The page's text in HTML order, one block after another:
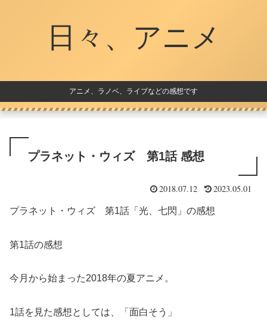
日々、アニメ
アニメ、ラノベ、ライブなどの感想です
プラネット・ウィズ 第1話 感想
2018.07.12 2023.05.01
プラネット・ウィズ 第1話「光、七閃」の感想
第1話の感想
今月から始まった2018年の夏アニメ。
1話を見た感想としては、「面白そう」